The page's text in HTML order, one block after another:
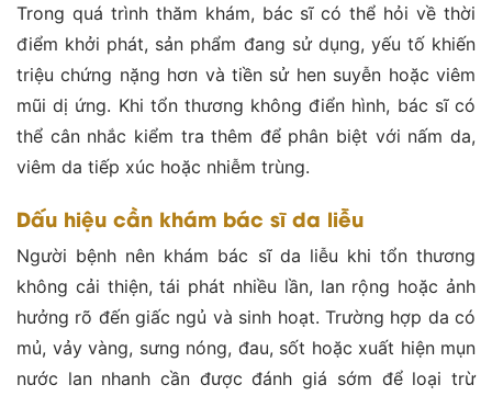
Trong quá trình thăm khám, bác sĩ có thể hỏi về thời
điểm khởi phát, sản phẩm đang sử dụng, yếu tố khiến
triệu chứng nặng hơn và tiền sử hen suyễn hoặc viêm
mũi dị ứng. Khi tổn thương không điển hình, bác sĩ có
thể cân nhắc kiểm tra thêm để phân biệt với nấm da,
viêm da tiếp xúc hoặc nhiễm trùng.
Dấu hiệu cần khám bác sĩ da liễu
Người bệnh nên khám bác sĩ da liễu khi tổn thương
không cải thiện, tái phát nhiều lần, lan rộng hoặc ảnh
hưởng rõ đến giấc ngủ và sinh hoạt. Trường hợp da có
mủ, vảy vàng, sưng nóng, đau, sốt hoặc xuất hiện mụn
nước lan nhanh cần được đánh giá sớm để loại trừ